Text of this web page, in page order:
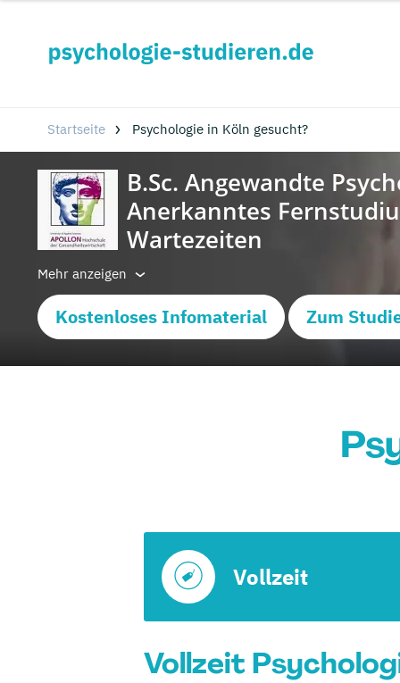
Startseite Psychologie in Köln gesucht?
Mehr anzeigen
Kostenloses Infomaterial Zum
Vollzeit
Vollzeit